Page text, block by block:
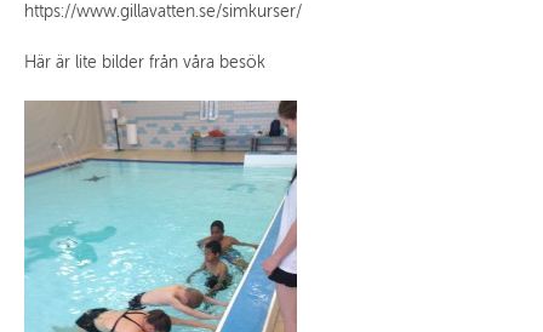
https://www.gillavatten.se/simkurser/
Här är lite bilder från våra besök